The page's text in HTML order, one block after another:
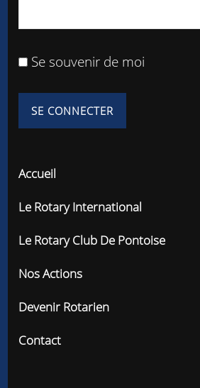
Se souvenir de moi
Accueil
Le Rotary International
Le Rotary Club De Pontoise
Nos Actions
Devenir Rotarien
Contact